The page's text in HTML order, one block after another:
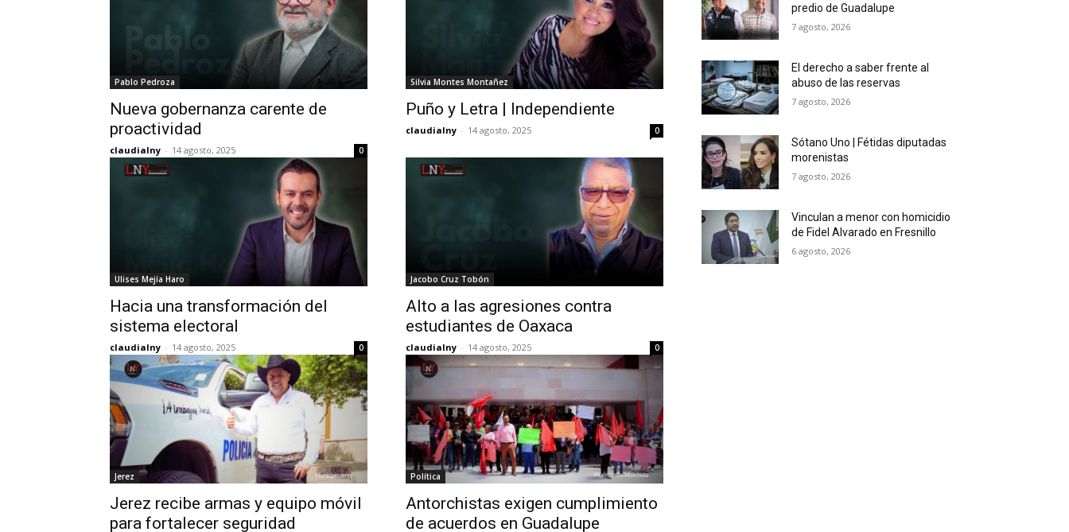
Pablo Pedroza
Nueva gobernanza carente de
proactividad
claudialny - 14 agosto, 2025 0
Silvia Montes Montañez
Puño y Letra | Independiente
claudialny - 14 agosto, 2025 0
Ulises Mejía Haro
Hacia una transformación del
sistema electoral
claudialny - 14 agosto, 2025 0
Jacobo Cruz Tobón
Alto a las agresiones contra
estudiantes de Oaxaca
claudialny - 14 agosto, 2025 0
Jerez
Jerez recibe armas y equipo móvil
para fortalecer seguridad
Política
Antorchistas exigen cumplimiento
de acuerdos en Guadalupe
predio de Guadalupe
7 agosto, 2026
El derecho a saber frente al
abuso de las reservas
7 agosto, 2026
Sótano Uno | Fétidas diputadas
morenistas
7 agosto, 2026
Vinculan a menor con homicidio
de Fidel Alvarado en Fresnillo
6 agosto, 2026